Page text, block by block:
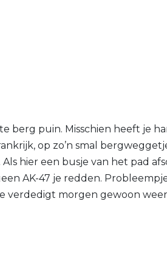
berg puin. Misschien heeft je
op zo’n smal
. Als hier een busje van het pad
AK-47 je redden.
verdedigt morgen gewoon